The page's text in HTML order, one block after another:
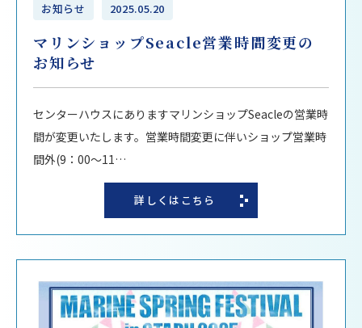
お知らせ 2025.05.20
マリンショップSeacle営業時間変更の
お知らせ
センターハウスにありますマリンショップSeacleの営業時
間が変更いたします。営業時間変更に伴いショップ営業時
間外(9：00～11…
詳しくはこちら